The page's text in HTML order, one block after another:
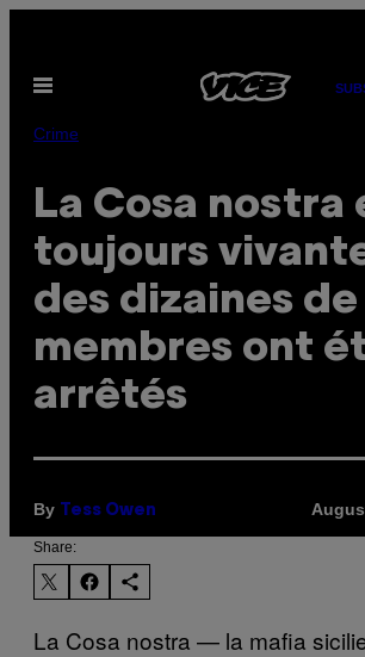
content
Open
Crime
La Cosa nostra
toujours
des dizaines de
membres ont
arrêtés
By Tess Owen
Share:
La Cosa nostra — la mafia